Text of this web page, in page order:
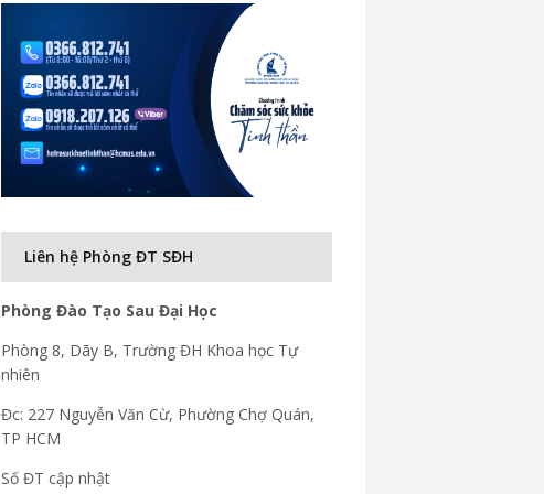
Liên hệ Phòng ĐT SĐH
Phòng Đào Tạo Sau Đại Học
Phòng 8, Dãy B, Trường ĐH Khoa học Tự
nhiên
Đc: 227 Nguyễn Văn Cừ, Phường Chợ Quán,
TP HCM
Số ĐT cập nhật